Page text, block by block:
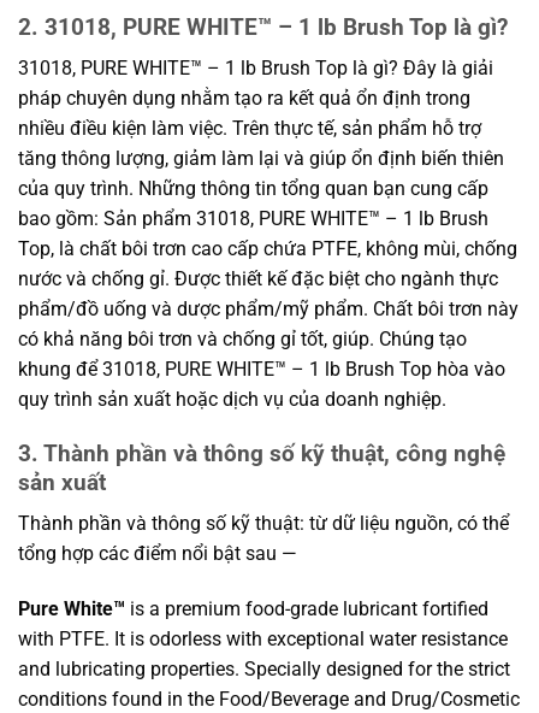
2. 31018, PURE WHITE™ – 1 lb Brush Top là gì?
31018, PURE WHITE™ – 1 lb Brush Top là gì? Đây là giải
pháp chuyên dụng nhằm tạo ra kết quả ổn định trong
nhiều điều kiện làm việc. Trên thực tế, sản phẩm hỗ trợ
tăng thông lượng, giảm làm lại và giúp ổn định biến thiên
của quy trình. Những thông tin tổng quan bạn cung cấp
bao gồm: Sản phẩm 31018, PURE WHITE™ – 1 lb Brush
Top, là chất bôi trơn cao cấp chứa PTFE, không mùi, chống
nước và chống gỉ. Được thiết kế đặc biệt cho ngành thực
phẩm/đồ uống và dược phẩm/mỹ phẩm. Chất bôi trơn này
có khả năng bôi trơn và chống gỉ tốt, giúp. Chúng tạo
khung để 31018, PURE WHITE™ – 1 lb Brush Top hòa vào
quy trình sản xuất hoặc dịch vụ của doanh nghiệp.
3. Thành phần và thông số kỹ thuật, công nghệ
sản xuất
Thành phần và thông số kỹ thuật: từ dữ liệu nguồn, có thể
tổng hợp các điểm nổi bật sau —
Pure White™ is a premium food-grade lubricant fortified
with PTFE. It is odorless with exceptional water resistance
and lubricating properties. Specially designed for the strict
conditions found in the Food/Beverage and Drug/Cosmetic